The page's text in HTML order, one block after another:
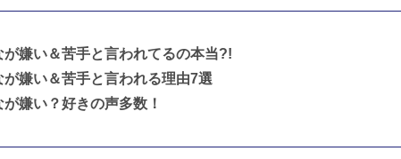
が嫌い＆苦手と言われてるの本当?!
嫌い＆苦手と言われる理由7選
嫌い？好きの声多数！